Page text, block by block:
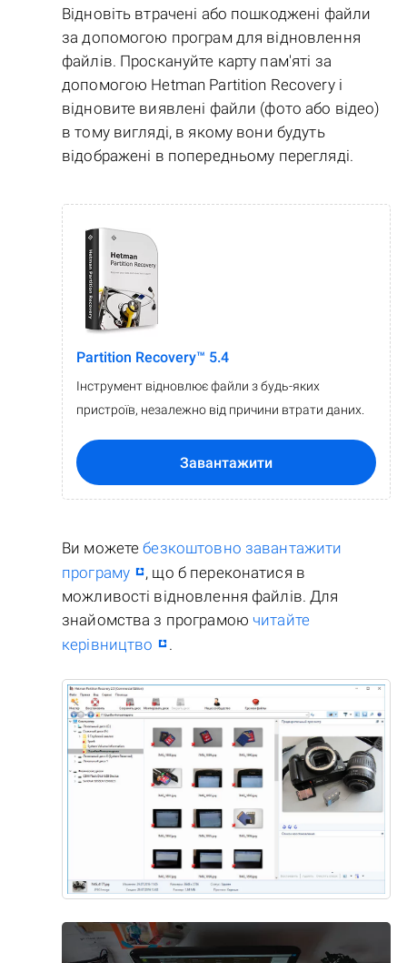
Відновіть втрачені або пошкоджені файли
за допомогою програм для відновлення
файлів. Проскануйте карту пам'яті за
допомогою Hetman Partition Recovery і
відновите виявлені файли (фото або відео)
в тому вигляді, в якому вони будуть
відображені в попередньому перегляді.
Partition Recovery™ 5.4
Інструмент відновлює файли з будь-яких
пристроїв, незалежно від причини втрати даних.
Завантажити
Ви можетебезкоштовно завантажити
програму
, що б переконатися в
можливості відновлення файлів. Для
знайомства з програмоючитайте
керівництво
.